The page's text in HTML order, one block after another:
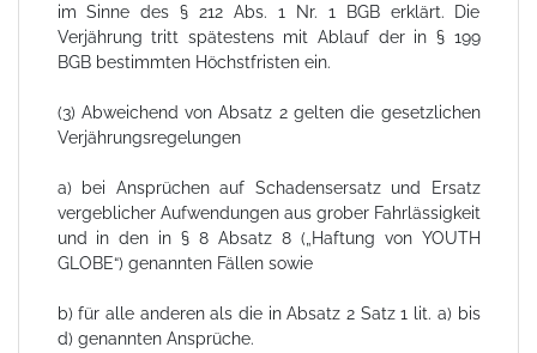
im Sinne des § 212 Abs. 1 Nr. 1 BGB erklärt. Die
Verjährung tritt spätestens mit Ablauf der in § 199
BGB bestimmten Höchstfristen ein.
(3) Abweichend von Absatz 2 gelten die gesetzlichen
Verjährungsregelungen
a) bei Ansprüchen auf Schadensersatz und Ersatz
vergeblicher Aufwendungen aus grober Fahrlässigkeit
und in den in § 8 Absatz 8 („Haftung von YOUTH
GLOBE“) genannten Fällen sowie
b) für alle anderen als die in Absatz 2 Satz 1 lit. a) bis
d) genannten Ansprüche.